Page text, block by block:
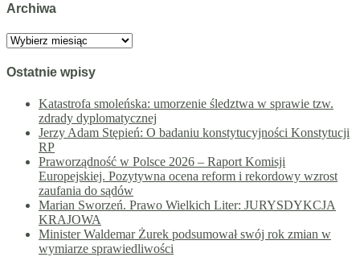
Archiwa
Archiwa
Ostatnie wpisy
Katastrofa smoleńska: umorzenie śledztwa w sprawie tzw.
zdrady dyplomatycznej
Jerzy Adam Stępień: O badaniu konstytucyjności Konstytucji
RP
Praworządność w Polsce 2026 – Raport Komisji
Europejskiej. Pozytywna ocena reform i rekordowy wzrost
zaufania do sądów
Marian Sworzeń. Prawo Wielkich Liter: JURYSDYKCJA
KRAJOWA
Minister Waldemar Żurek podsumował swój rok zmian w
wymiarze sprawiedliwości